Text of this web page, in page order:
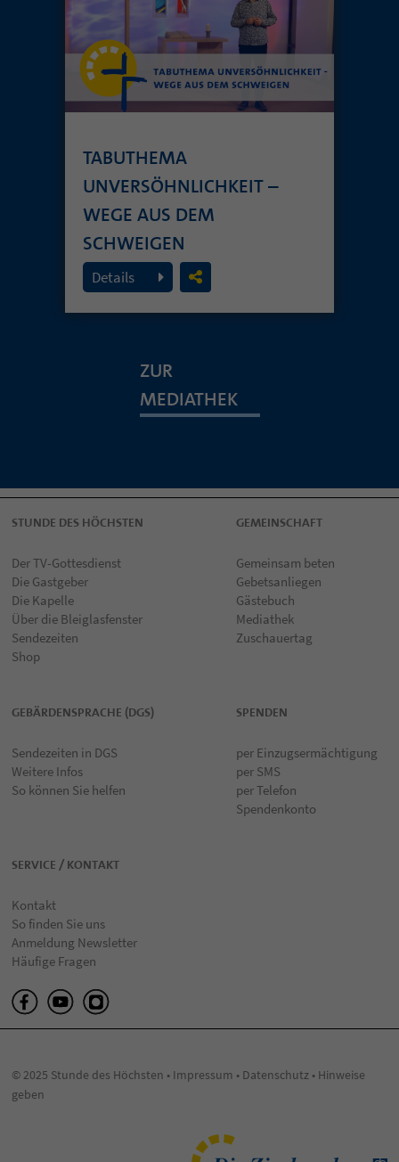
TABUTHEMA
UNVERSÖHNLICHKEIT –
WEGE AUS DEM
SCHWEIGEN
19. Juli 2026
Details
ZUR
MEDIATHEK
STUNDE DES HÖCHSTEN
Der TV-Gottesdienst
Die Gastgeber
Die Kapelle
Über die Bleiglasfenster
Sendezeiten
Shop
GEMEINSCHAFT
Gemeinsam beten
Gebetsanliegen
Gästebuch
Mediathek
Zuschauertag
GEBÄRDENSPRACHE (DGS)
Sendezeiten in DGS
Weitere Infos
So können Sie helfen
SPENDEN
per Einzugsermächtigung
per SMS
per Telefon
Spendenkonto
SERVICE / KONTAKT
Kontakt
So finden Sie uns
Anmeldung Newsletter
Häufige Fragen
© 2025 Stunde des Höchsten • Impressum • Datenschutz • Hinweise
geben